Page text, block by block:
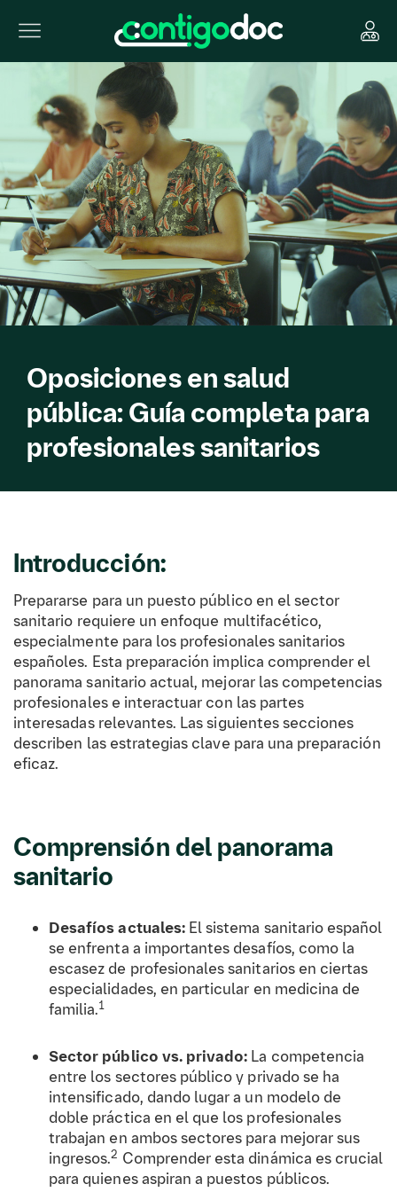
Oposiciones en salud
pública: Guía completa para
profesionales sanitarios
Introducción:
Prepararse para un puesto público en el sector
sanitario requiere un enfoque multifacético,
especialmente para los profesionales sanitarios
españoles. Esta preparación implica comprender el
panorama sanitario actual, mejorar las competencias
profesionales e interactuar con las partes
interesadas relevantes. Las siguientes secciones
describen las estrategias clave para una preparación
eficaz.
Comprensión del panorama
sanitario
Desafíos actuales:El sistema sanitario español
se enfrenta a importantes desafíos, como la
escasez de profesionales sanitarios en ciertas
especialidades, en particular en medicina de
familia.1
Sector público vs. privado: La competencia
entre los sectores público y privado se ha
intensificado, dando lugar a un modelo de
doble práctica en el que los profesionales
trabajan en ambos sectores para mejorar sus
ingresos.2 Comprender esta dinámica es crucial
para quienes aspiran a puestos públicos.